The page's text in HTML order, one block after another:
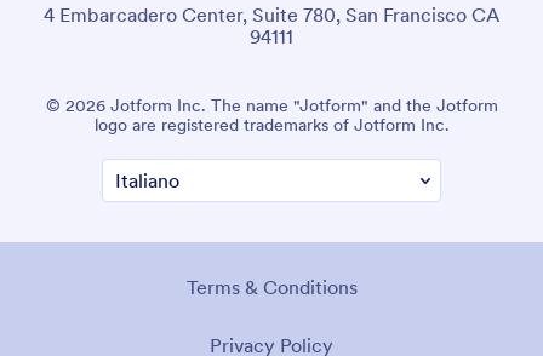
4 Embarcadero Center, Suite 780, San Francisco CA
94111
© 2026 Jotform Inc. The name "Jotform" and the Jotform
logo are registered trademarks of Jotform Inc.
Terms & Conditions
Privacy Policy